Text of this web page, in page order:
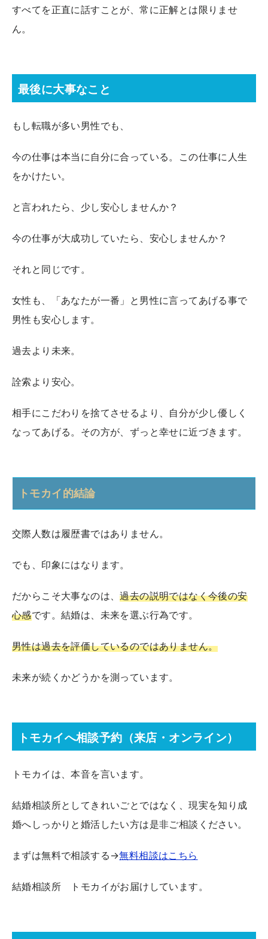
すべてを正直に話すことが、常に正解とは限りませ
ん。
最後に大事なこと
もし転職が多い男性でも、
今の仕事は本当に自分に合っている。この仕事に人生
をかけたい。
と言われたら、少し安心しませんか？
今の仕事が大成功していたら、安心しませんか？
それと同じです。
女性も、「あなたが一番」と男性に言ってあげる事で
男性も安心します。
過去より未来。
詮索より安心。
相手にこだわりを捨てさせるより、自分が少し優しく
なってあげる。その方が、ずっと幸せに近づきます。
トモカイ的結論
交際人数は履歴書ではありません。
でも、印象にはなります。
だからこそ大事なのは、過去の説明ではなく今後の安
心感です。結婚は、未来を選ぶ行為です。
男性は過去を評価しているのではありません。
未来が続くかどうかを測っています。
トモカイへ相談予約（来店・オンライン）
トモカイは、本音を言います。
結婚相談所としてきれいごとではなく、現実を知り成
婚へしっかりと婚活したい方は是非ご相談ください。
まずは無料で相談する→無料相談はこちら
結婚相談所 トモカイがお届けしています。